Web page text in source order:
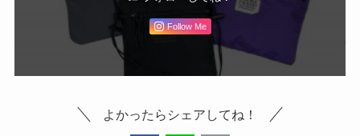
Follow Me
よかったらシェアしてね！